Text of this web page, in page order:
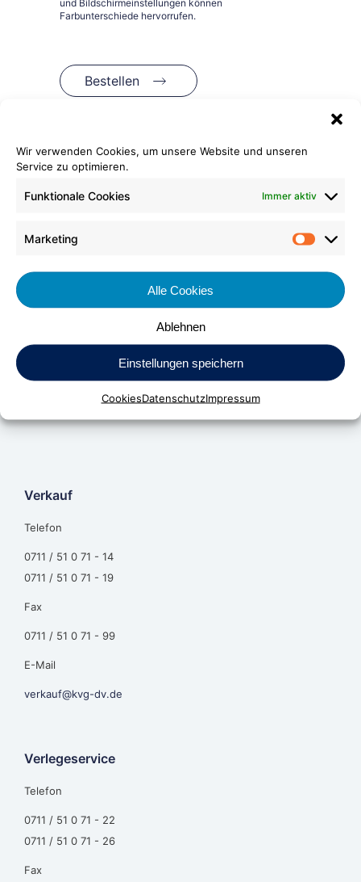
Wir verwenden Cookies, um unsere Website und unseren
Service zu optimieren.
Funktionale Cookies Immer aktiv
Marketing
Alle Cookies
Ablehnen
Einstellungen speichern
CookiesDatenschutzImpressum
Bestellen
DV Kunststoff-Vertriebs-GmbH & Co. KG
Verkauf
Telefon
0711 / 51 0 71 - 14
0711 / 51 0 71 - 19
Fax
0711 / 51 0 71 - 99
E-Mail
verkauf@kvg-dv.de
Verlegeservice
Telefon
0711 / 51 0 71 - 22
0711 / 51 0 71 - 26
Fax